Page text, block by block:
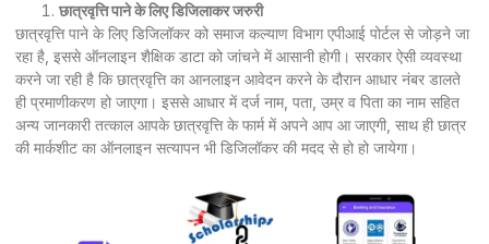
छात्रवृत्ति पाने के लिए डिजिलाकर जरुरी
छात्रवृत्ति पाने के लिए डिजिलॉकर को समाज कल्याण विभाग एपीआई पोर्टल से जोड़ने जा
रहा है, इससे ऑनलाइन शैक्षिक डाटा को जांचने में आसानी होगी। सरकार ऐसी व्यवस्था
करने जा रही है कि छात्रवृत्ति का आनलाइन आवेदन करने के दौरान आधार नंबर डालते
ही प्रमाणीकरण हो जाएगा। इससे आधार में दर्ज नाम, पता, उम्र व पिता का नाम सहित
अन्य जानकारी तत्काल आपके छात्रवृत्ति के फार्म में अपने आप आ जाएगी, साथ ही छात्र
की मार्कशीट का ऑनलाइन सत्यापन भी डिजिलॉकर की मदद से हो हो जायेगा।